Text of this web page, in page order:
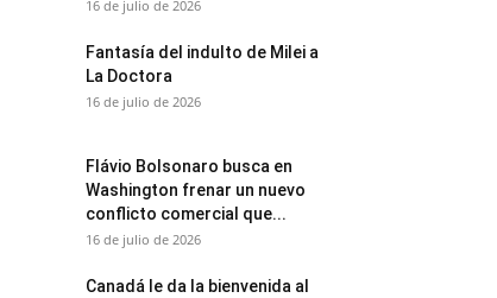
16 de julio de 2026
Fantasía del indulto de Milei a
La Doctora
16 de julio de 2026
Flávio Bolsonaro busca en
Washington frenar un nuevo
conflicto comercial que...
16 de julio de 2026
Canadá le da la bienvenida al